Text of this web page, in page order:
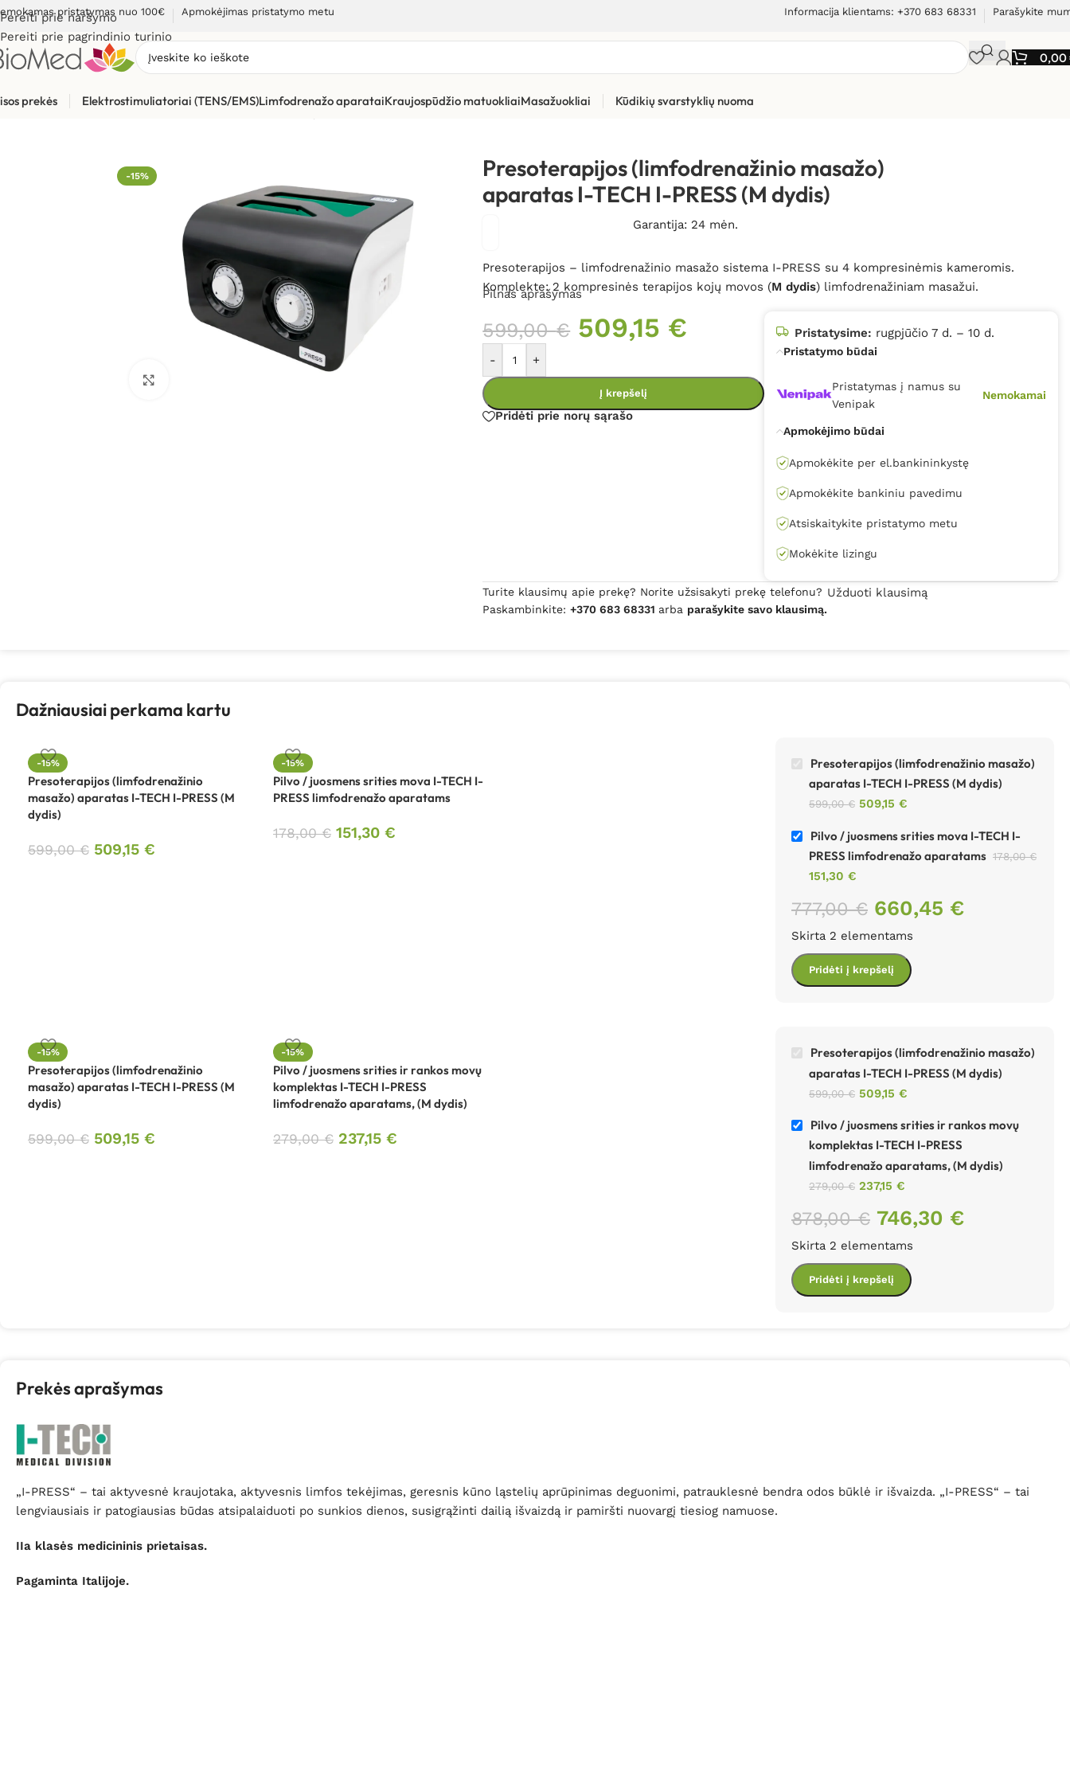
Pereiti prie naršymo
Pereiti prie pagrindinio turinio
pristatymas nuo 100€ Apmokėjimas pristatymo metu Informacija klientams: +370 683 68331 Parašykite
0,00
prekės Elektrostimuliatoriai (TENS/EMS)Limfodrenažo aparataiKraujospūdžio matuokliaiMasažuokliai Kūdikių svarstyklių nuoma
Masažuokliai Presoterapijos (limfodrenažinio masažo) aparatas I-TECH I-PRESS (M dydis)
-15%
Presoterapijos (limfodrenažinio masažo)
aparatas I-TECH I-PRESS (M dydis)
Garantija: 24 mėn.
Presoterapijos – limfodrenažinio masažo sistema I-PRESS su 4 kompresinėmis kameromis.
Komplekte: 2 kompresinės terapijos kojų movos (M dydis) limfodrenažiniam masažui.
Pilnas aprašymas
599,00€ 509,15 €
- +
Į krepšelį
Pridėti prie norų sąrašo
Pristatysime: rugpjūčio 7 d. – 10 d.
Pristatymo būdai
Pristatymas į namus su
Venipak
Nemokamai
Apmokėjimo būdai
Apmokėkite per el.bankininkystę
Apmokėkite bankiniu pavedimu
Atsiskaitykite pristatymo metu
Mokėkite lizingu
Turite klausimų apie prekę? Norite užsisakyti prekę telefonu?
Paskambinkite:+370 683 68331 arba parašykite savo klausimą.
Užduoti klausimą
Dažniausiai perkama kartu
-15%
Presoterapijos (limfodrenažinio
masažo) aparatas I-TECH I-PRESS (M
dydis)
599,00€ 509,15 €
-15%
Pilvo / juosmens srities mova I-TECH I-
PRESS limfodrenažo aparatams
178,00€ 151,30 €
Presoterapijos (limfodrenažinio masažo)
aparatas I-TECH I-PRESS (M dydis)
599,00€ 509,15 €
Pilvo / juosmens srities mova I-TECH I-
PRESS limfodrenažo aparatams 178,00€
151,30 €
777,00€ 660,45 €
Skirta 2 elementams
Pridėti į krepšelį
-15%
Presoterapijos (limfodrenažinio
masažo) aparatas I-TECH I-PRESS (M
dydis)
599,00€ 509,15 €
-15%
Pilvo / juosmens srities ir rankos movų
komplektas I-TECH I-PRESS
limfodrenažo aparatams, (M dydis)
279,00€ 237,15 €
Presoterapijos (limfodrenažinio masažo)
aparatas I-TECH I-PRESS (M dydis)
599,00€ 509,15 €
Pilvo / juosmens srities ir rankos movų
komplektas I-TECH I-PRESS
limfodrenažo aparatams, (M dydis)
279,00€ 237,15 €
878,00€ 746,30 €
Skirta 2 elementams
Pridėti į krepšelį
Prekės aprašymas
„I-PRESS“ – tai aktyvesnė kraujotaka, aktyvesnis limfos tekėjimas, geresnis kūno ląstelių aprūpinimas deguonimi, patrauklesnė bendra odos būklė ir išvaizda. „I-PRESS“ – tai
lengviausiais ir patogiausias būdas atsipalaiduoti po sunkios dienos, susigrąžinti dailią išvaizdą ir pamiršti nuovargį tiesiog namuose.
IIa klasės medicininis prietaisas.
Pagaminta Italijoje.